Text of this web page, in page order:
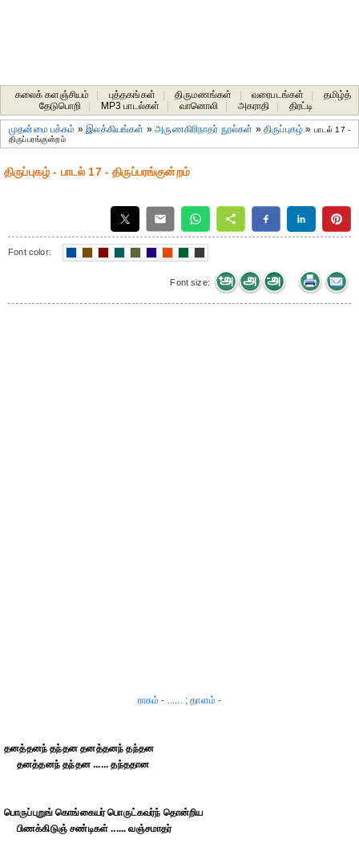
கலைக் களஞ்சியம் புத்தகங்கள் திருமணங்கள் வரைபடங்கள்
தமிழ்த்
தேடுபொறி
MP3 பாடல்கள் வானொலி அகராதி திரட்டி
முதன்மை பக்கம் »இலக்கியங்கள் »அருணகிரிநாதர் நூல்கள் »திருப்புகழ் » பாடல் 17 -
திருப்பரங்குன்றம்
திருப்புகழ் - பாடல் 17 - திருப்பரங்குன்றம்
Font color:
Font size:
ராகம் - ...... ; தாளம் -
தனத்தனந் தந்தன தனத்தனந் தந்தன
தனத்தனந் தந்தன ...... தந்ததான
பொருப்புறுங் கொங்கையர் பொருட்கவர்ந் தொன்றிய
பிணக்கிடுஞ் சண்டிகள் ...... வஞ்சமாதர்